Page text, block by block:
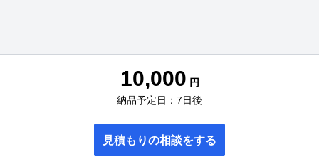
10,000 円
納品予定日：7日後
見積もりの相談をする